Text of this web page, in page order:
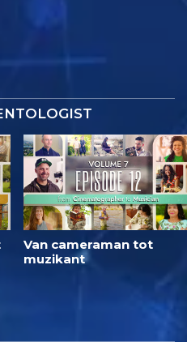
Van cameraman tot
muzikant